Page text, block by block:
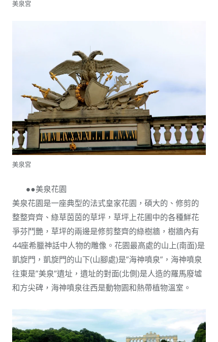
美泉宮
美泉宮
●●美泉花園
美泉花園是一座典型的法式皇家花園，碩大的、修剪的
整整齊齊、綠草茵茵的草坪，草坪上花圃中的各種鮮花
爭芬鬥艷，草坪的兩邊是修剪整齊的綠樹牆，樹牆內有
44座希臘神話中人物的雕像。花園最高處的山上(南面)是
凱旋門，凱旋門的山下(山腳處)是”海神噴泉”，海神噴泉
往東是”美泉”遺址，遺址的對面(北側)是人造的羅馬廢墟
和方尖碑，海神噴泉往西是動物園和熱帶植物溫室。